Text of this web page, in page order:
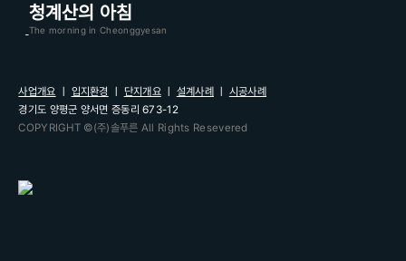
청계산의 아침
The morning in Cheonggyesan
사업개요 입지환경 단지개요ㅣ 설계사례
시공사례
경기도 양평군 양서면 증동리 673-12
COPYRIGHT ©(주)솔푸른 All Rights Resevered